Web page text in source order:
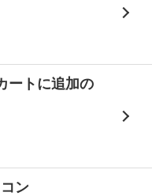
ートに追加の
ン